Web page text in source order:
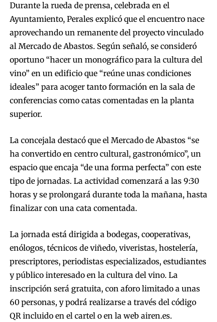
Durante la rueda de prensa, celebrada en el
Ayuntamiento, Perales explicó que el encuentro nace
aprovechando un remanente del proyecto vinculado
al Mercado de Abastos. Según señaló, se consideró
oportuno “hacer un monográfico para la cultura del
vino” en un edificio que “reúne unas condiciones
ideales” para acoger tanto formación en la sala de
conferencias como catas comentadas en la planta
superior.
La concejala destacó que el Mercado de Abastos “se
ha convertido en centro cultural, gastronómico”, un
espacio que encaja “de una forma perfecta” con este
tipo de jornadas. La actividad comenzará a las 9:30
horas y se prolongará durante toda la mañana, hasta
finalizar con una cata comentada.
La jornada está dirigida a bodegas, cooperativas,
enólogos, técnicos de viñedo, viveristas, hostelería,
prescriptores, periodistas especializados, estudiantes
y público interesado en la cultura del vino. La
inscripción será gratuita, con aforo limitado a unas
60 personas, y podrá realizarse a través del código
QR incluido en el cartel o en la web airen.es.